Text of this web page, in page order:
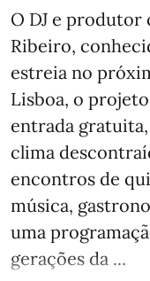
O DJ e
Ribeiro,
estreia no
Lisboa, o projeto
entrada
clima
encontros de
música,
uma
gerações da ...